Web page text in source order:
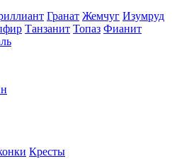
Гранат Жемчуг Изумруд
Танзанит Топаз Фианит
Кресты